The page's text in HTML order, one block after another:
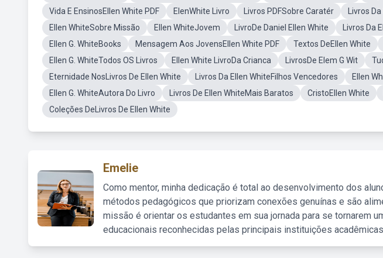
Vida E EnsinosEllen White PDF
ElenWhite Livro Livros PDFSobre Caratér Livros
Ellen WhiteSobre Missão
Ellen WhiteJovem LivroDe Daniel Ellen White
Livros Da
Ellen G. WhiteBooks
Mensagem Aos JovensEllen White PDF Textos DeEllen White
Ellen G. WhiteTodos OS Livros
Ellen White LivroDa Crianca LivrosDe Elem G Wit
Eternidade NosLivros De Ellen White
Livros Da Ellen WhiteFilhos Vencedores
Ellen
Ellen G. WhiteAutora Do Livro
Livros De Ellen WhiteMais Baratos CristoEllen White
Coleções DeLivros De Ellen White
Emelie
Como mentor, minha dedicação é total ao desenvolvimento dos
métodos pedagógicos que priorizam conexões genuínas e são
missão é orientar os estudantes em sua jornada para se tornarem
educacionais reconhecidas pelas principais instituições